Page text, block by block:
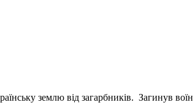
землю від загарбників. Загинув